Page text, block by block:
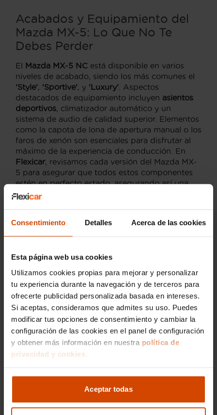
Consentimiento Detalles Acerca de las cookies
Esta página web usa cookies
Utilizamos cookies propias para mejorar y personalizar
tu experiencia durante la navegación y de terceros para
ofrecerte publicidad personalizada basada en intereses.
Si aceptas, consideramos que admites su uso. Puedes
modificar tus opciones de consentimiento y cambiar la
configuración de las cookies en el panel de configuración
y obtener más información en nuestra política de
privacidad y cookies.
Aceptar todas
Acabados y Equipamiento del
Mazda MX-5: Lo Que No Te
Debes Perder
El Mazda MX-5 NC está disponible en varios
niveles de acabado, siendo los más comunes el
'Style', 'Sportive', y 'Luxury' . Aspectos
destacados de equipamiento incluyen asientos
deportivos, climatizador automático y un
sistema de audio de calidad superior. Elementos
como la capota de lona de apertura manual o los
faros de xenón son esenciales para disfrutar al
máximo de la experiencia de conducción. En
Flexicar, revisamos cada versión del Mazda MX-
5 para asegurar que todos estos componentes
estén en perfecto estado, asegurando así una
compra confiable y satisfactoria.
Descubre las
Características
Inigualables del Mazda
MX-5
ElMazda MX-5, conocido por su conducción
dinámica y diseño elegante, es uno de los
descapotables más aclamados del mercado. Con
su bajo peso y un motor de respuesta ágil,
ofrece una experiencia de conducción sin igual,
especialmente en carreteras sinuosas.
Capacidad de Carga del Mazda
MX-5